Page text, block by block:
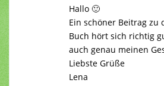
Hallo 🙂
Ein schöner Beitrag zu
Buch hört sich richtig
auch genau meinen
Liebste Grüße
Lena